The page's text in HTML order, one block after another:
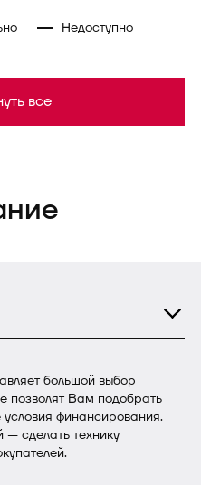
Недоступно
все
большой выбор
позволят Вам подобрать
финансирования.
сделать технику